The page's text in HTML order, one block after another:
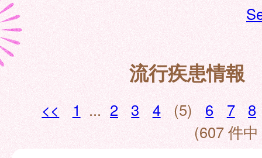
流行疾患情報
<< 1 ... 2 3 4 (5) 6 7
8
(607 件